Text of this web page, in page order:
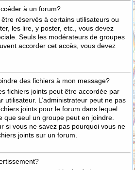
à un forum?
réservés à certains utilisateurs ou
les lire, y poster, etc., vous devez
Seuls les modérateurs de groupes
accorder cet accès, vous devez
des fichiers à mon message?
fichiers joints peut être accordée par
utilisateur. L’administrateur peut ne pas
joints pour le forum dans lequel
que seul un groupe peut en joindre.
si vous ne savez pas pourquoi vous ne
joints sur un forum.